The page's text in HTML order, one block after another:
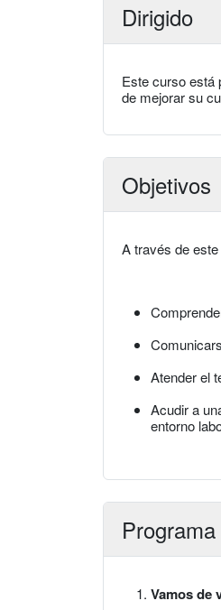
Dirigido
Este curso está
de mejorar su
Objetivos
A través de
Atender el
Acudir a
entorno
Programa
Vamos de